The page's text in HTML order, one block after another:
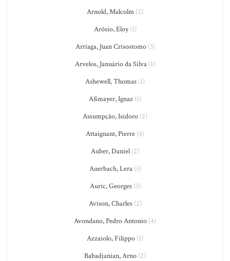
Arnold, Malcolm (2)
Arósio, Eloy(1)
Arriaga, Juan Crisostomo(3)
Arvelos, Januário da Silva (1)
Ashewell, Thomas (1)
Aßmayer, Ignaz (1)
Assumpção, Isidoro (2)
Attaignant, Pierre (4)
Auber, Daniel (2)
Auerbach, Lera(3)
Auric, Georges(3)
Avison, Charles(2)
Avondano, Pedro Antonio (4)
Azzaiolo, Filippo (1)
Babadjanian, Arno (2)